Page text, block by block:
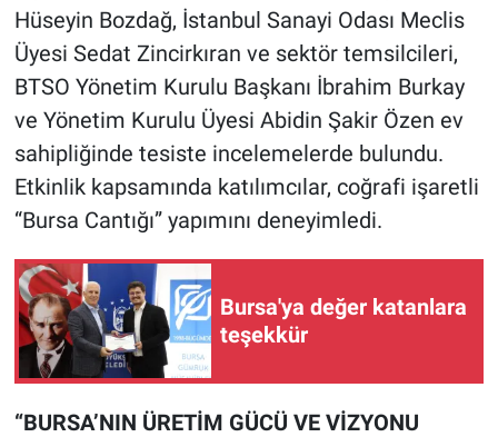
Hüseyin Bozdağ, İstanbul Sanayi Odası Meclis
Üyesi Sedat Zincirkıran ve sektör temsilcileri,
BTSO Yönetim Kurulu Başkanı İbrahim Burkay
ve Yönetim Kurulu Üyesi Abidin Şakir Özen ev
sahipliğinde tesiste incelemelerde bulundu.
Etkinlik kapsamında katılımcılar, coğrafi işaretli
“Bursa Cantığı” yapımını deneyimledi.
Bursa'ya değer katanlara
teşekkür
“BURSA’NIN ÜRETİM GÜCÜ VE VİZYONU